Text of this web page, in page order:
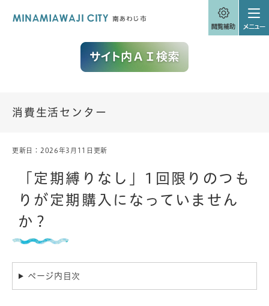
消費生活センター
本
更新日：2026年3月11日更新
「定期縛りなし」1回限りのつも
りが定期購入になっていません
か？
ページ内目次